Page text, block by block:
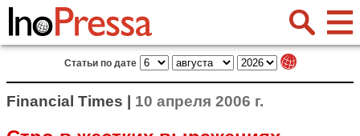
Статьи по дате
Financial Times | 10 апреля 2006 г.